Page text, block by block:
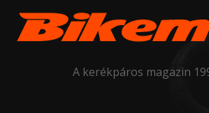
A kerékpáros magazin